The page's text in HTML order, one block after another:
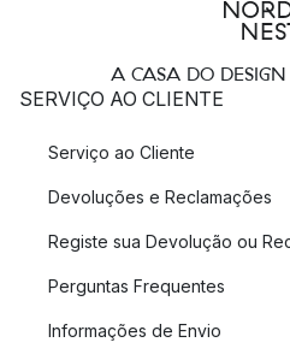
A CASA DO
SERVIÇO AO CLIENTE
Serviço ao Cliente
Devoluções e Reclamações
Registe sua Devolução ou
Perguntas Frequentes
Informações de Envio